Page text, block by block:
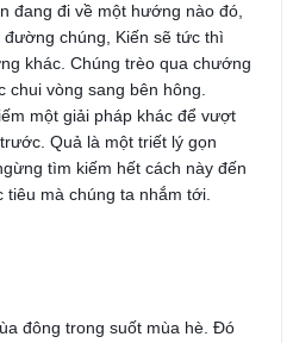
đang đi về một hướng nào đó,
chúng, Kiến sẽ tức thì
khác. Chúng trèo qua chướng
chui vòng sang bên hông.
một giải pháp khác để vượt
Quả là một triết lý gọn
tìm kiếm hết cách này đến
tiêu mà chúng ta nhắm tới.
đông trong suốt mùa hè. Đó